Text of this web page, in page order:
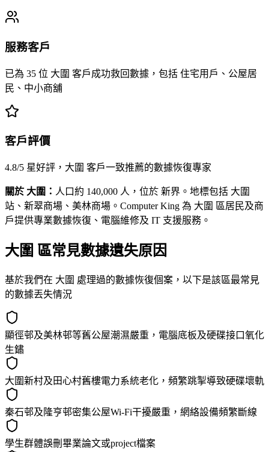
服務客戶
已為 35 位 大圍 客戶成功救回數據，包括 住宅用戶、公屋居
民、中小商舖
客戶評價
4.8/5 星好評，大圍 客戶一致推薦的數據恢復專家
關於 大圍： 人口約 140,000 人，位於 新界。地標包括 大圍
站、新翠商場、美林商場。Computer King 為 大圍 區居民及商
戶提供專業數據恢復、電腦維修及 IT 支援服務。
大圍 區常見數據遺失原因
基於我們在 大圍 處理過的數據恢復個案，以下是該區最常見
的數據丟失情況
顯徑邨及美林邨等舊公屋潮濕嚴重，電腦底板及硬碟接口氧化
生鏽
大圍新村及田心村舊樓電力系統老化，頻繁跳掣導致硬碟壞軌
秦石邨及隆亨邨密集公屋Wi-Fi干擾嚴重，網絡設備頻繁斷線
學生群體誤刪畢業論文或project檔案